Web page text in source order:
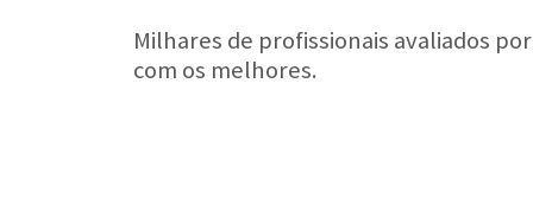
Milhares de profissionais avaliados
com os melhores.